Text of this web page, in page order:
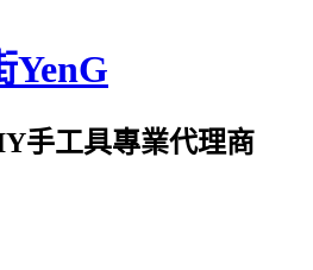
YenG
手工具專業代理商